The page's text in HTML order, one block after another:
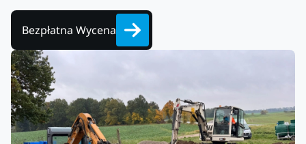
Bezpłatna Wycena